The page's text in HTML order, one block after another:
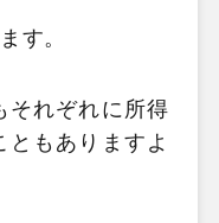
す。
それぞれに所得
ともありますよ